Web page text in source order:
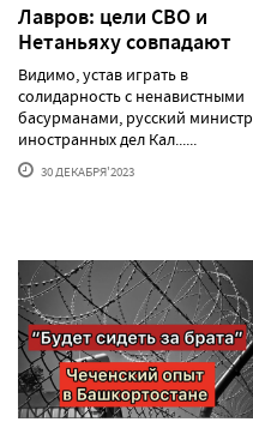
Лавров: цели СВО и
Нетаньяху совпадают
Видимо, устав играть в
солидарность с ненавистными
басурманами, русский министр
иностранных дел Кал......
30 ДЕКАБРЯ'2023